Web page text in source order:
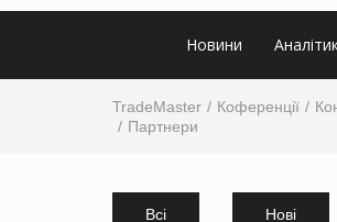
Новини
TradeMaster Коференції
Партнери
Всі Нові